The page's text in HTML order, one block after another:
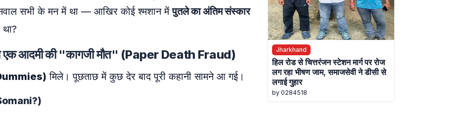
सभी के मन में था — आखिर कोई श्मशान मेंपुतले का अंतिम संस्कार
था?
एक आदमी की "कागजी मौत" (Paper Death Fraud)
मिले। पूछताछ में कुछ देर बाद पूरी कहानी सामने आ गई।
Jharkhand
हिल रोड से चित्तरंजन स्टेशन मार्ग पर रोज
लग रहा भीषण जाम, समाजसेवी ने डीसी से
लगाई गुहार
by 0284518